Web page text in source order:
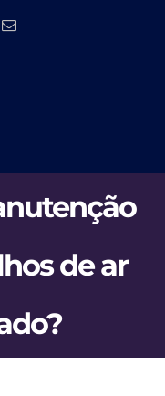
HOME
PMOC
de ar